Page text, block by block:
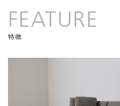
FEATURE
特徴